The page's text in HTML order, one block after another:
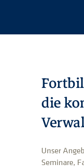
die
Unser
Seminare,